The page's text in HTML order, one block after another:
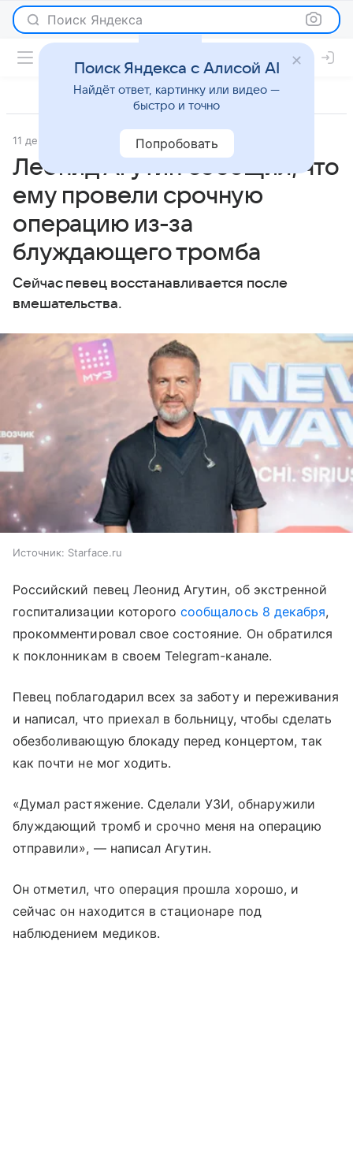
Поиск Яндекса
11 декабря 2023 Lenta.Ru Светская жизнь
Леонид Агутин сообщил, что
ему провели срочную
операцию из-за
блуждающего тромба
Сейчас певец восстанавливается после
вмешательства.
Источник: Starface.ru
Российский певец Леонид Агутин, об экстренной
госпитализации которогосообщалось 8 декабря,
прокомментировал свое состояние. Он обратился
к поклонникам в своем Telegram-канале.
Певец поблагодарил всех за заботу и переживания
и написал, что приехал в больницу, чтобы сделать
обезболивающую блокаду перед концертом, так
как почти не мог ходить.
«Думал растяжение. Сделали УЗИ, обнаружили
блуждающий тромб и срочно меня на операцию
отправили», — написал Агутин.
Он отметил, что операция прошла хорошо, и
сейчас он находится в стационаре под
наблюдением медиков.
Поиск Яндекса с Алисой AI
Найдёт ответ, картинку или видео —
быстро и точно
Попробовать